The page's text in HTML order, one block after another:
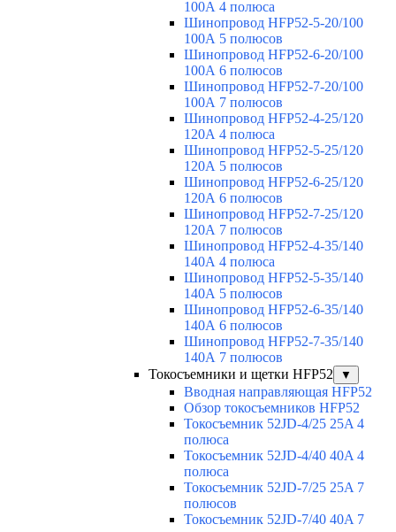
100А 4 полюса
Шинопровод HFP52-5-20/100
100А 5 полюсов
Шинопровод HFP52-6-20/100
100А 6 полюсов
Шинопровод HFP52-7-20/100
100А 7 полюсов
Шинопровод HFP52-4-25/120
120А 4 полюса
Шинопровод HFP52-5-25/120
120А 5 полюсов
Шинопровод HFP52-6-25/120
120А 6 полюсов
Шинопровод HFP52-7-25/120
120А 7 полюсов
Шинопровод HFP52-4-35/140
140А 4 полюса
Шинопровод HFP52-5-35/140
140А 5 полюсов
Шинопровод HFP52-6-35/140
140А 6 полюсов
Шинопровод HFP52-7-35/140
140А 7 полюсов
Токосъемники и щетки HFP52
▼
Вводная направляющая HFP52
Обзор токосъемников HFP52
Токосъемник 52JD-4/25 25A 4
полюса
Токосъемник 52JD-4/40 40A 4
полюса
Токосъемник 52JD-7/25 25A 7
полюсов
Токосъемник 52JD-7/40 40A 7